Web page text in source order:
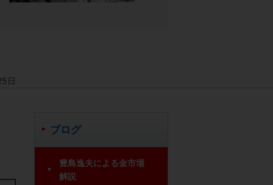
ブログ
豊島逸夫による金市場
解説
日